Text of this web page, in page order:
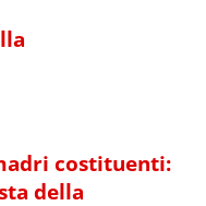
costituenti:
della